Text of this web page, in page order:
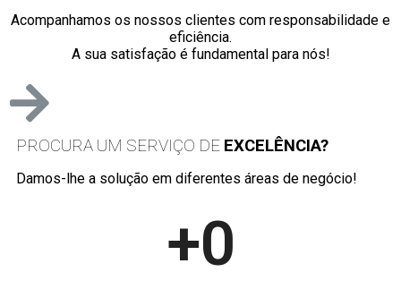
Acompanhamos os nossos clientes com responsabilidade e
eficiência.
A sua satisfação é fundamental para nós!
PROCURA UM SERVIÇO DE EXCELÊNCIA?
Damos-lhe a solução em diferentes áreas de negócio!
+0